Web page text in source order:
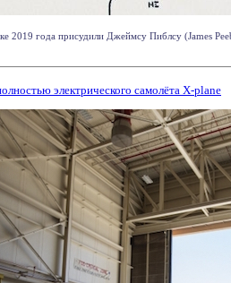
2019 года присудили Джеймсу Пиблсу (James
электрического самолёта X-plane